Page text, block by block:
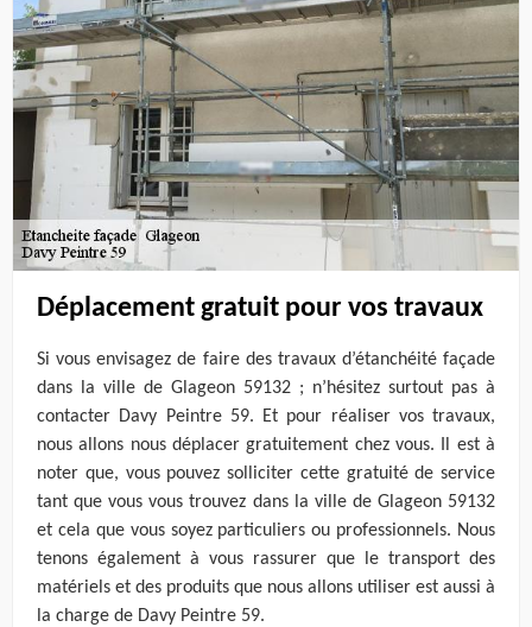
Déplacement gratuit pour vos travaux
Si vous envisagez de faire des travaux d’étanchéité façade
dans la ville de Glageon 59132 ; n’hésitez surtout pas à
contacter Davy Peintre 59. Et pour réaliser vos travaux,
nous allons nous déplacer gratuitement chez vous. Il est à
noter que, vous pouvez solliciter cette gratuité de service
tant que vous vous trouvez dans la ville de Glageon 59132
et cela que vous soyez particuliers ou professionnels. Nous
tenons également à vous rassurer que le transport des
matériels et des produits que nous allons utiliser est aussi à
la charge de Davy Peintre 59.